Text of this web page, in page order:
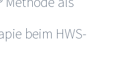
beim HWS-